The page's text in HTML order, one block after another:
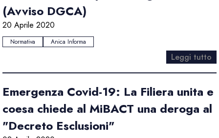
(Avviso DGCA)
20 Aprile 2020
Normativa Anica Informa
Leggi tutto
Emergenza Covid-19: La Filiera unita e
coesa chiede al MiBACT una deroga al
"Decreto Esclusioni"